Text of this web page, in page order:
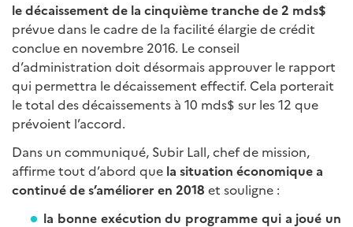
le décaissement de la cinquième tranche de 2 mds$
prévue dans le cadre de la facilité élargie de crédit
conclue en novembre 2016. Le conseil
d’administration doit désormais approuver le rapport
qui permettra le décaissement effectif. Cela porterait
le total des décaissements à 10 mds$ sur les 12 que
prévoient l’accord.
Dans un communiqué, Subir Lall, chef de mission,
affirme tout d’abord que la situation économique a
continué de s’améliorer en 2018 et souligne :
la bonne exécution du programme qui a joué un